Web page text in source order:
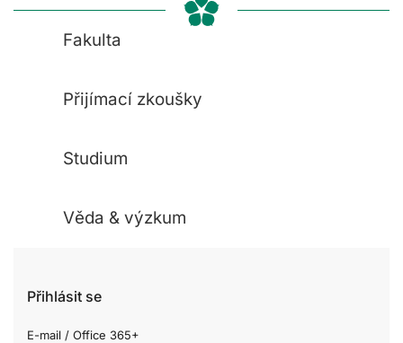
Fakulta
Přijímací zkoušky
Studium
Věda & výzkum
Přihlásit se
E-mail / Office 365+